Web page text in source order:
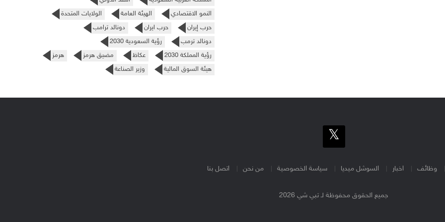
النمو الاقتصادي
الهيئة العامة
الولايات المتحدة
حرب إيران
حرب ايران
دونالد ترامب
دونالد ترمب
رؤية السعودية 2030
رؤية المملكة 2030
عكاظ مضيق هرمز
هرمز
هيئة السوق المالية
وزير الصناعة
وظائف اخبار السوشل ميديا سياسة الخصوصية من نحن اتصل بنا
جميع الحقوق محفوظة لـ تبي شي 2026